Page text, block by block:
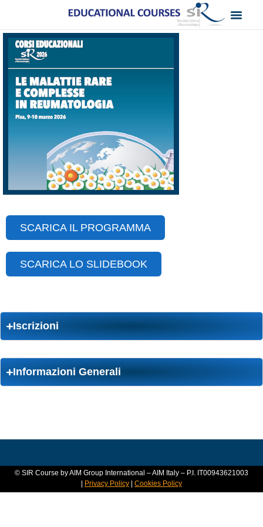
SCARICA IL PROGRAMMA
SCARICA LO SLIDEBOOK
Iscrizioni
Informazioni Generali
© SIR Course by AIM Group International – AIM Italy – P.I. IT00943621003
| Privacy Policy | Cookies Policy